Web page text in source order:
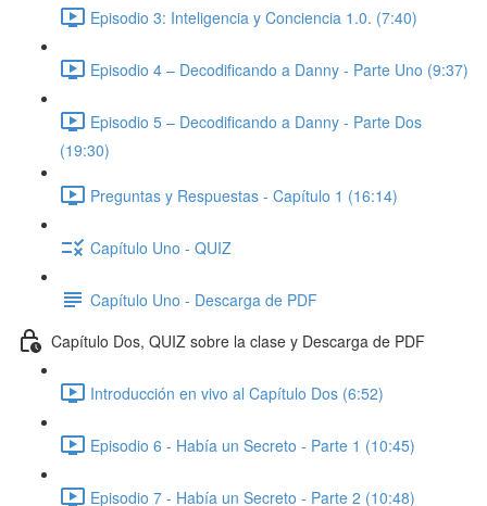
Episodio 3: Inteligencia y Conciencia 1.0. (7:40)
Episodio 4 – Decodificando a Danny - Parte Uno (9:37)
Episodio 5 – Decodificando a Danny - Parte Dos
(19:30)
Preguntas y Respuestas - Capítulo 1 (16:14)
Capítulo Uno - QUIZ
Capítulo Uno - Descarga de PDF
Capítulo Dos, QUIZ sobre la clase y Descarga de PDF
Introducción en vivo al Capítulo Dos (6:52)
Episodio 6 - Había un Secreto - Parte 1 (10:45)
Episodio 7 - Había un Secreto - Parte 2 (10:48)